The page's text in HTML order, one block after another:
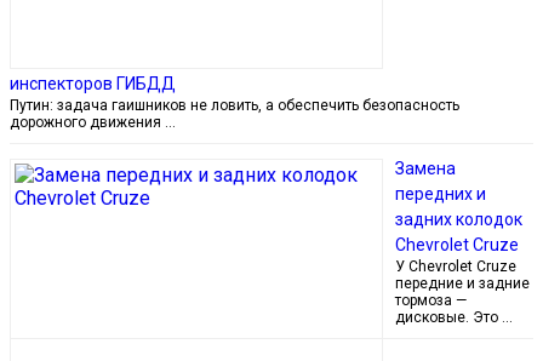
инспекторов ГИБДД
Путин: задача гаишников не ловить, а обеспечить безопасность
дорожного движения …
Замена
передних и
задних колодок
Chevrolet Cruze
У Chevrolet Cruze
передние и задние
тормоза —
дисковые. Это …